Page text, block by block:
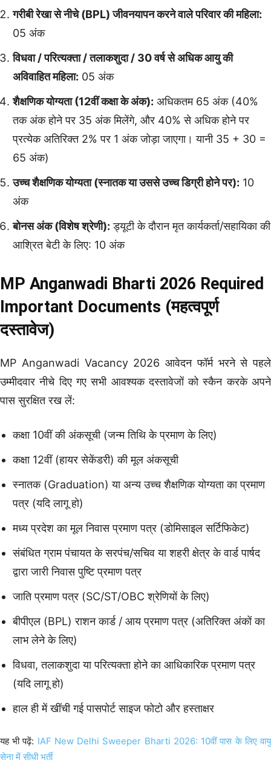
गरीबी रेखा से नीचे (BPL) जीवनयापन करने वाले परिवार की महिला:
05 अंक
विधवा / परित्यक्ता / तलाकशुदा / 30 वर्ष से अधिक आयु की
अविवाहित महिला: 05 अंक
शैक्षणिक योग्यता (12वीं कक्षा के अंक): अधिकतम 65 अंक (40%
तक अंक होने पर 35 अंक मिलेंगे, और 40% से अधिक होने पर
प्रत्येक अतिरिक्त 2% पर 1 अंक जोड़ा जाएगा। यानी 35 + 30 =
65 अंक)
उच्च शैक्षणिक योग्यता (स्नातक या उससे उच्च डिग्री होने पर): 10
अंक
बोनस अंक (विशेष श्रेणी): ड्यूटी के दौरान मृत कार्यकर्ता/सहायिका की
आश्रित बेटी के लिए: 10 अंक
MP Anganwadi Bharti 2026 Required
Important Documents (महत्वपूर्ण
दस्तावेज)
MP Anganwadi Vacancy 2026 आवेदन फॉर्म भरने से पहले
उम्मीदवार नीचे दिए गए सभी आवश्यक दस्तावेजों को स्कैन करके अपने
पास सुरक्षित रख लें:
कक्षा 10वीं की अंकसूची (जन्म तिथि के प्रमाण के लिए)
कक्षा 12वीं (हायर सेकेंडरी) की मूल अंकसूची
स्नातक (Graduation) या अन्य उच्च शैक्षणिक योग्यता का प्रमाण
पत्र (यदि लागू हो)
मध्य प्रदेश का मूल निवास प्रमाण पत्र (डोमिसाइल सर्टिफिकेट)
संबंधित ग्राम पंचायत के सरपंच/सचिव या शहरी क्षेत्र के वार्ड पार्षद
द्वारा जारी निवास पुष्टि प्रमाण पत्र
जाति प्रमाण पत्र (SC/ST/OBC श्रेणियों के लिए)
बीपीएल (BPL) राशन कार्ड / आय प्रमाण पत्र (अतिरिक्त अंकों का
लाभ लेने के लिए)
विधवा, तलाकशुदा या परित्यक्ता होने का आधिकारिक प्रमाण पत्र
(यदि लागू हो)
हाल ही में खींची गई पासपोर्ट साइज फोटो और हस्ताक्षर
यह भी पढ़ें: IAF New Delhi Sweeper Bharti 2026: 10वीं पास के लिए वायु
सेना में सीधी भर्ती